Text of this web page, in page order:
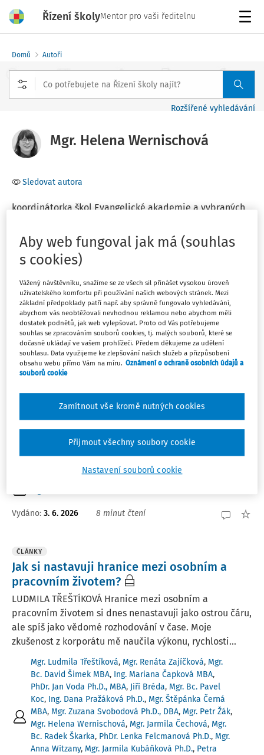
Řízení školyMentor pro vaši ředitelnu
Domů Autoři
Rozšířené vyhledávání
Mgr. Helena Wernischová
Sledovat autora
koordinátorka škol Evangelické akademie a vybraných
Filtr
Počet vyhledaných dokumentů:4
Řadit podle:
Nejnovější Nejstarší
ČLÁNKY
Evangelická základní a střední škola v Praze
v "novém kabátě"
V Praze 7 Holešovicích a v Praze 4 na Spořilově působí
již přes 30 let dvě školy: Bratrská škola a Evangelická
akademie SOŠ, obě dlouhodobě v nevyhovujících
podmínkách, které nestačí kapacitě ani jedné školy.
Zřizovatel se opakovaně zabýval svízelnou ...
Vydáno: 3. 6. 2026 8 minut čtení
ČLÁNKY
Jak si nastavuji hranice mezi osobním a
pracovním životem?
LUDMILA TŘEŠTÍKOVÁ Hranice mezi osobním a
pracovním životem si dnes nenastavuji jako ostrou čáru,
ale spíš jako vědomé rozhodování v čase. Moje
zkušenost z korporátu mě naučila výkonu, rychlosti...
Mgr. Ludmila Třeštíková, Mgr. Renáta Zajíčková, Mgr.
Bc. David Šimek MBA, Ing. Mariana Čapková MBA,
PhDr. Jan Voda Ph.D., MBA, Jiří Bréda, Mgr. Bc. Pavel
Koc, Ing. Dana Pražáková Ph.D., Mgr. Štěpánka Černá
MBA, Mgr. Zuzana Svobodová Ph.D., DBA, Mgr. Petr Žák,
Mgr. Helena Wernischová, Mgr. Jarmila Čechová, Mgr.
Bc. Radek Škarka, PhDr. Lenka Felcmanová Ph.D., Mgr.
Anna Witzany, Mgr. Jarmila Kubáňková Ph.D., Petra
Aby web fungoval jak má (souhlas
s cookies)
Vážený návštěvníku, snažíme se ze všech sil přinášet vysokou úroveň
uživatelského komfortu při používání našich webových stránek. Mezi
základní předpoklady patří např. aby správně fungovalo vyhledávání,
abychom vás neobtěžovali nevhodnou reklamou nebo abychom měli
dostatek podnětů, jak web vylepšovat. Proto od Vás potřebujeme
souhlas se zpracováním souborů cookies, tj. malých souborů, které se
dočasně ukládají ve vašem prohlížeči. Předem děkujeme za udělení
souhlasu. Data využijeme ke zlepšování našich služeb a přizpůsobení
obsahu webu přímo Vám na míru. Oznámení o ochraně osobních údajů a
souborů cookie
Nastavení souborů cookie
Zamítnout vše kromě nutných cookies
Přijmout všechny soubory cookie